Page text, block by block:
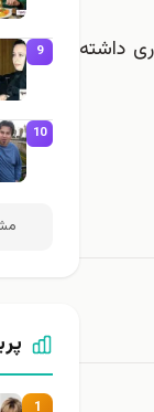
داشته
9
10
1